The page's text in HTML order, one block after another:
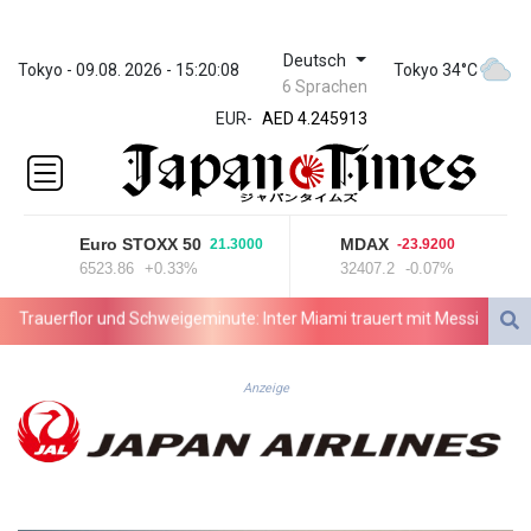
Tokyo - 09.08. 2026 - 15:20:08 Deutsch
6 Sprachen
Tokyo 34°C
EUR-
ZWL 372.275202
AED 4.245913
AED 4.245913
AFN 76.887634
ALL 93.218842
AMD
AOA
1060.176801
ARS
1724.882567
AWG 2.082489
BAM 1.955776
BBD 2.321671
Euro STOXX 50 21.3000
6523.86 +0.33%
MDAX -23.9200
32407.2 -0.07%
und Schweigeminute: Inter Miami trauert mit Messi
Anzeige